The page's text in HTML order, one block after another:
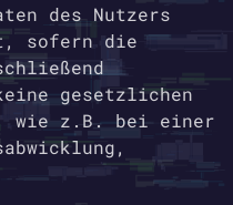
des Nutzers
sofern die
gesetzlichen
wie z.B. bei einer